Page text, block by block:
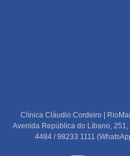
Clínica Cláudio Cordeiro |
Avenida República do Líbano,
4484 / 98233 1111